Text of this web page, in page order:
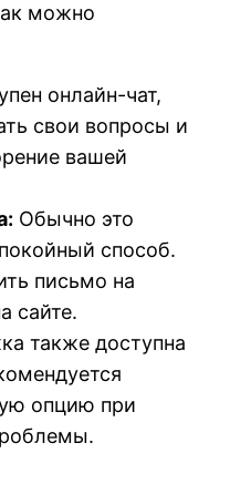
можно
онлайн-чат,
свои вопросы и
вашей
Обычно это
способ.
письмо на
сайте.
также доступна
опцию при